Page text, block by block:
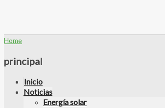
Home
principal
Inicio
Noticias
Energía solar